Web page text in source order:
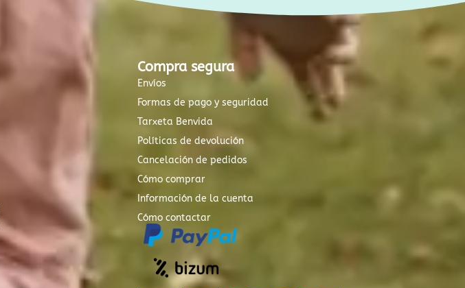
Compra segura
Envíos
Formas de pago y seguridad
Tarxeta Benvida
Políticas de devolución
Cancelación de pedidos
Cómo comprar
Información de la cuenta
Cómo contactar